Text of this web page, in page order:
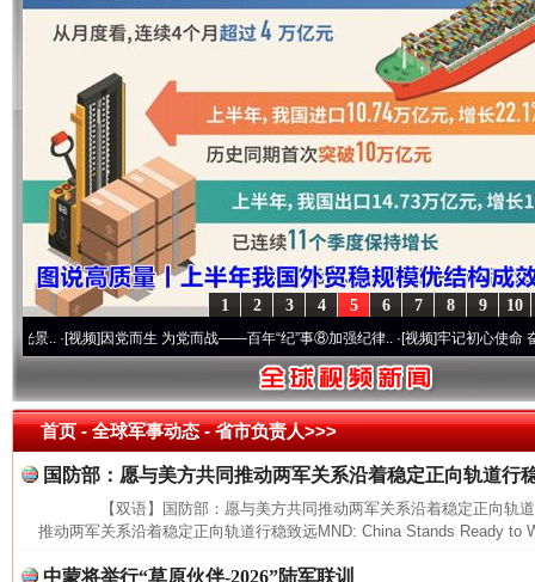
10
9
8
7
6
5
4
3
2
1
·[视频]因党而生 为党而战——百年“纪”事⑧加强纪律..·[视频]牢记初心使命 奋进复
首页- 全球军事动态 -省市负责人>>>
国防部：愿与美方共同推动两军关系沿着稳定正向轨道行
【双语】国防部：愿与美方共同推动两军关系沿着稳定正向轨
推动两军关系沿着稳定正向轨道行稳致远MND: China Stands Ready to
中蒙将举行“草原伙伴-2026”陆军联训